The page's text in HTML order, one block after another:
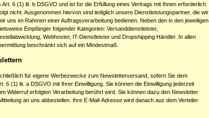
6 (1) lit. b DSGVO und ist für die Erfüllung eines Vertrags mit Ihnen erforderlich.
nicht. Ausgenommen hiervon sind lediglich unsere Dienstleistungspartner, die wir
uns im Rahmen einer Auftragsverarbeitung bedienen. Neben den in den jeweiligen
Empfänger folgender Kategorien: Versanddienstleister,
Webhoster, IT-Dienstleister und Dropshipping Händler. In allen
beschränkt sich auf ein Mindestmaß.
für eigene Werbezwecke zum Newsletterversand, sofern Sie dem
(1) lit. a DSGVO mit Ihrer Einwilligung. Sie können die Einwilligung jederzeit
Widerruf erfolgten Verarbeitung berührt wird. Sie können dazu den Newsletter
an uns abbestellen. Ihre E-Mail-Adresse wird danach aus dem Verteiler